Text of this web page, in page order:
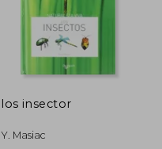
los insector
Y. Masiac